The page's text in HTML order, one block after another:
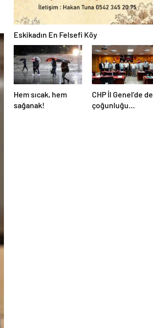
Eskikadın En Felsefi Köy
Hem sıcak, hem
sağanak!
CHP İl Genel’de de
çoğunluğu